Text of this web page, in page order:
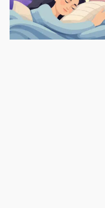
ส่วนลาภมีโชคจากคนรัก ช่ว
หากใครที่ต้องเจรจาการงา
ผลลัพธ์ที่ดี ถึงแม้ว่าจะใช้เว
[…]